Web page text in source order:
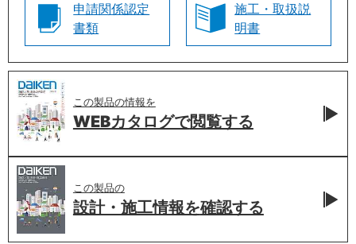
申請関係認定
書類
施工・取扱説
明書
この製品の情報を
WEBカタログで閲覧する
この製品の
設計・施工情報を確認する